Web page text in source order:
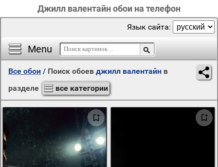
Джилл валентайн обои на телефон
Menu
Язык сайта:
Все обои / Поиск обоев джилл валентайн в
разделе
все категории